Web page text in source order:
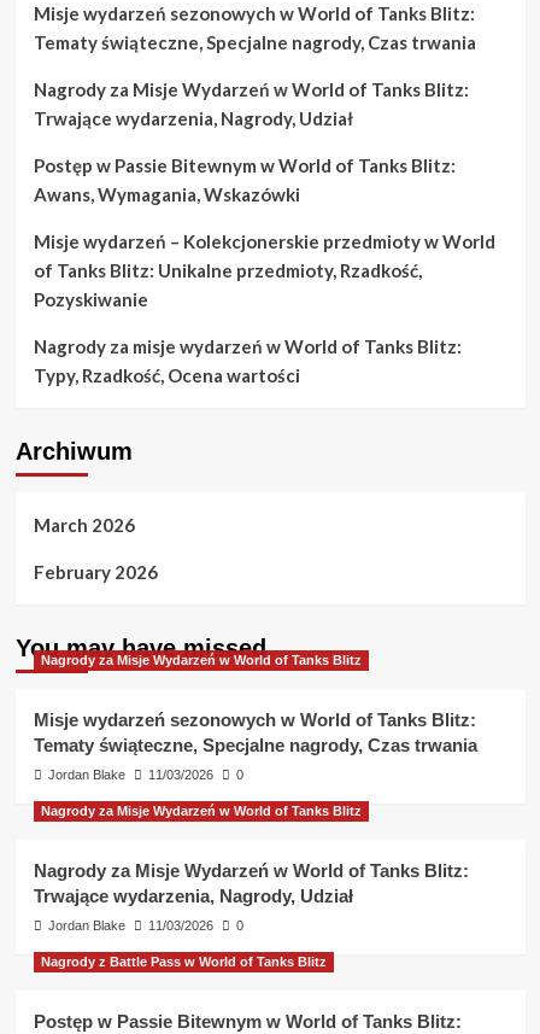
Misje wydarzeń sezonowych w World of Tanks Blitz:
Tematy świąteczne, Specjalne nagrody, Czas trwania
Nagrody za Misje Wydarzeń w World of Tanks Blitz:
Trwające wydarzenia, Nagrody, Udział
Postęp w Passie Bitewnym w World of Tanks Blitz:
Awans, Wymagania, Wskazówki
Misje wydarzeń – Kolekcjonerskie przedmioty w World
of Tanks Blitz: Unikalne przedmioty, Rzadkość,
Pozyskiwanie
Nagrody za misje wydarzeń w World of Tanks Blitz:
Typy, Rzadkość, Ocena wartości
Archiwum
March 2026
February 2026
You may have missed
Nagrody za Misje Wydarzeń w World of Tanks Blitz
Misje wydarzeń sezonowych w World of Tanks Blitz:
Tematy świąteczne, Specjalne nagrody, Czas trwania
Jordan Blake 11/03/2026 0
Nagrody za Misje Wydarzeń w World of Tanks Blitz
Nagrody za Misje Wydarzeń w World of Tanks Blitz:
Trwające wydarzenia, Nagrody, Udział
Jordan Blake 11/03/2026 0
Nagrody z Battle Pass w World of Tanks Blitz
Postęp w Passie Bitewnym w World of Tanks Blitz: